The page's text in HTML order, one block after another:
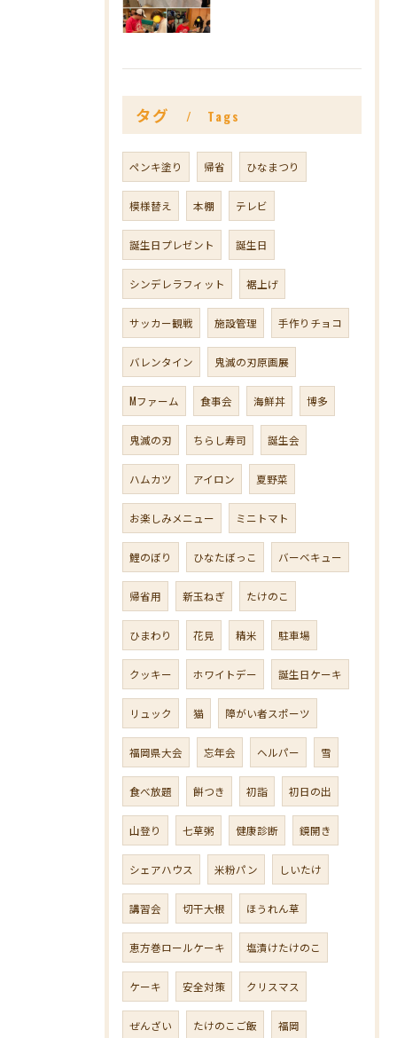
タグ Tags
ペンキ塗り 帰省 ひなまつり
模様替え 本棚 テレビ
誕生日プレゼント 誕生日
シンデレラフィット 裾上げ
サッカー観戦 施設管理 手作りチョコ
バレンタイン 鬼滅の刃原画展
Mファーム 食事会 海鮮丼 博多
鬼滅の刃 ちらし寿司 誕生会
ハムカツ アイロン 夏野菜
お楽しみメニュー ミニトマト
鯉のぼり ひなたぼっこ バーベキュー
帰省用 新玉ねぎ たけのこ
ひまわり 花見 精米 駐車場
クッキー ホワイトデー 誕生日ケーキ
リュック 猫 障がい者スポーツ
福岡県大会 忘年会 ヘルパー 雪
食べ放題 餅つき 初詣 初日の出
山登り 七草粥 健康診断 鏡開き
シェアハウス 米粉パン しいたけ
講習会 切干大根 ほうれん草
恵方巻ロールケーキ 塩漬けたけのこ
ケーキ 安全対策 クリスマス
ぜんざい たけのこご飯 福岡